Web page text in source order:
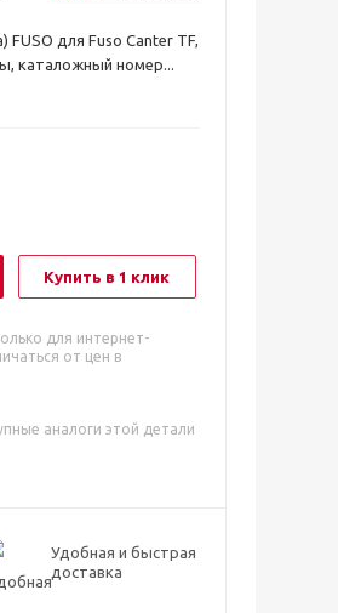
для Fuso Canter TF,
каталожный номер...
Купить в 1 клик
для интернет-
от цен в
аналоги этой детали
Удобная и быстрая
доставка